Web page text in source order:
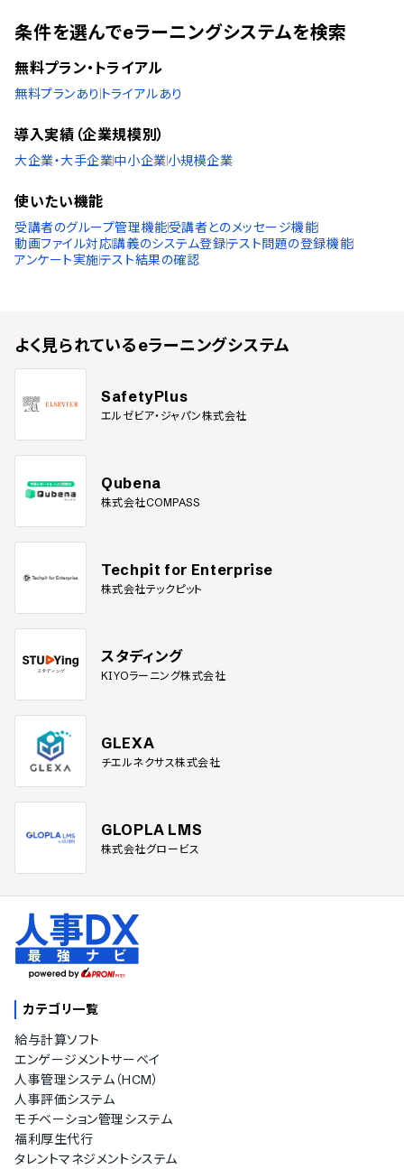
講義のライブ配信機能
受講者ログインページのカスタマイズ機能
受講者問い合わせの管理機能
受講者集中度の採点機能
講義の字幕設定
条件を選んでeラーニングシステムを検索
無料プラン・トライアル
無料プランあり トライアルあり
導入実績（企業規模別）
大企業・大手企業中小企業小規模企業
使いたい機能
受講者のグループ管理機能受講者とのメッセージ機能
動画ファイル対応講義のシステム登録テスト問題の登録機能
アンケート実施テスト結果の確認
よく見られているeラーニングシステム
SafetyPlus
エルゼビア・ジャパン株式会社
Qubena
株式会社COMPASS
Techpit for Enterprise
株式会社テックピット
スタディング
KIYOラーニング株式会社
GLEXA
チエルネクサス株式会社
GLOPLA LMS
株式会社グロービス
カテゴリ一覧
給与計算ソフト
エンゲージメントサーベイ
人事管理システム（HCM）
人事評価システム
モチベーション管理システム
福利厚生代行
タレントマネジメントシステム